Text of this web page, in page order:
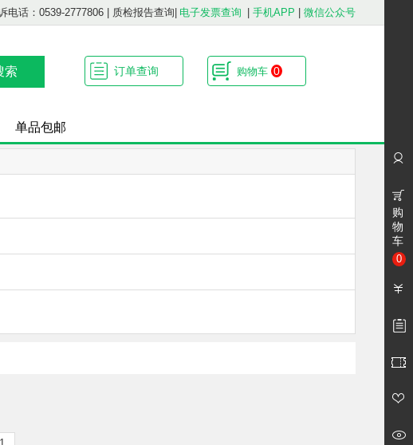
电话：0539-2777806 质检报告查询 电子发票查询 手机APP 微信公众号
订单查询 购物车 0
单品包邮
购
物
车
0